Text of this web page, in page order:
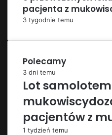
pacjenta z
3 tygodnie temu
Polecamy
3 dni temu
Lot
pacjentów z
1 tydzień temu